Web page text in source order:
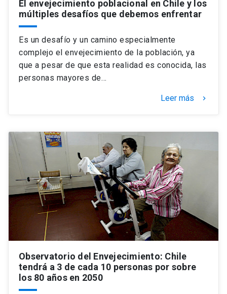
El envejecimiento poblacional en Chile y los
múltiples desafíos que debemos enfrentar
Es un desafío y un camino especialmente
complejo el envejecimiento de la población, ya
que a pesar de que esta realidad es conocida, las
personas mayores de…
Leer más keyboard_arrow_right
Observatorio del Envejecimiento: Chile
tendrá a 3 de cada 10 personas por sobre
los 80 años en 2050